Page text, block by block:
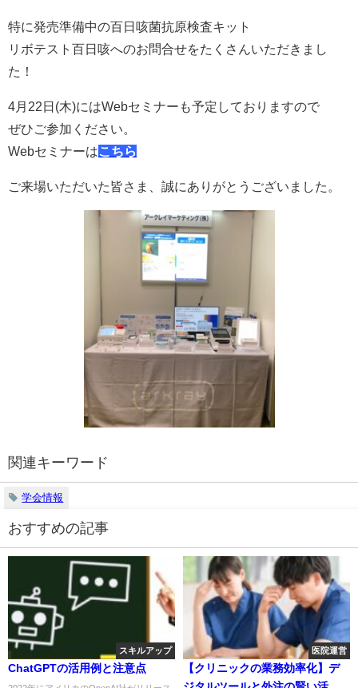
特に発売準備中の百日咳菌抗原検査キット
リボテスト百日咳へのお問合せをたくさんいただきまし
た！
4月22日(木)にはWebセミナーも予定しておりますので
ぜひご参加ください。
Webセミナーはこちら
ご来場いただいた皆さま、誠にありがとうございました。
関連キーワード
学会情報
おすすめの記事
スキルアップ
ChatGPTの活用例と注意点
医院運営
【クリニックの業務効率化】デ